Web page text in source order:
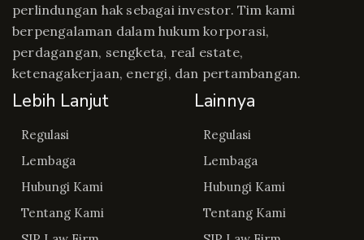
perlindungan hak sebagai investor. Tim kami
berpengalaman dalam hukum korporasi,
perdagangan, sengketa, real estate,
ketenagakerjaan, energi, dan pertambangan.
Lebih Lanjut
Regulasi
Lembaga
Hubungi Kami
Tentang Kami
Lainnya
Regulasi
Lembaga
Hubungi Kami
Tentang Kami